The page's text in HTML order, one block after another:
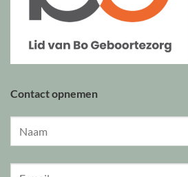
Contact opnemen